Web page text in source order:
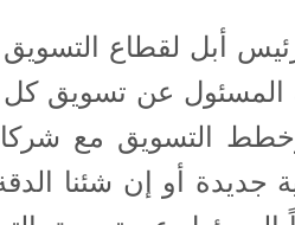
أبل لقطاع
المسئول عن تسويق
التسويق مع شركات
أو إن شئنا